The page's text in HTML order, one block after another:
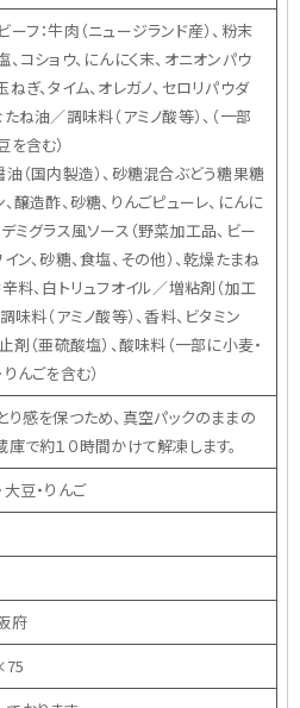
フ：牛肉（ニュージランド産）、粉末
、コショウ、にんにく末、オニオンパウ
ねぎ、タイム、オレガノ、セロリパウダ
たね油／調味料（アミノ酸等）、（一部
を含む）
（国内製造）、砂糖混合ぶどう糖果糖
、醸造酢、砂糖、りんごピューレ、にんに
デミグラス風ソース（野菜加工品、ビー
ン、砂糖、食塩、その他）、乾燥たまね
辛料、白トリュフオイル／増粘剤（加工
味料（アミノ酸等）、香料、ビタミン
剤（亜硫酸塩）、酸味料（一部に小麦・
んごを含む）
り感を保つため、真空パックのままの
庫で約１０時間かけて解凍します。
豆・りんご
府